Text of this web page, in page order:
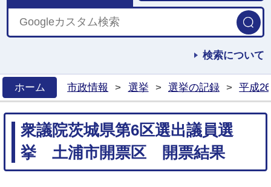
検索について
ホーム
市政情報 > 選挙 > 選挙の記録 > 平成
衆議院茨城県第6区選出議員選
挙 土浦市開票区 開票結果